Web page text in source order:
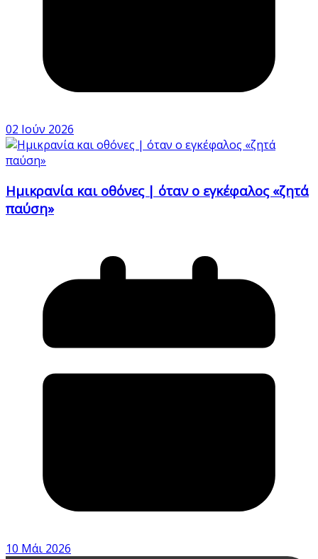
02 Ιούν 2026
Ημικρανία και οθόνες | όταν ο εγκέφαλος «ζητά
παύση»
10 Μάι 2026